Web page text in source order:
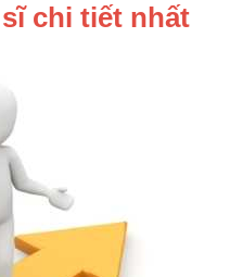
chi tiết nhất